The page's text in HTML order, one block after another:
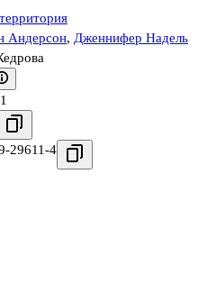
Андерсон, Дженнифер Надель
29611-4